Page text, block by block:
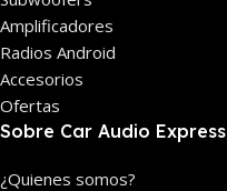
Amplificadores
Radios Android
Accesorios
Ofertas
Sobre Car Audio Express
¿Quienes somos?